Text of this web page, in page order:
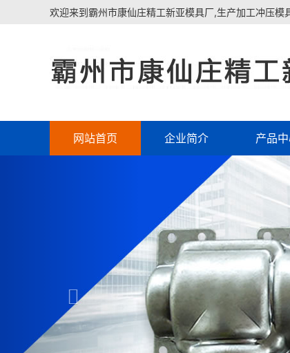
欢迎来到霸州市康仙庄精工新亚模具厂,生产加工冲压模
网站首页 企业简介 产品